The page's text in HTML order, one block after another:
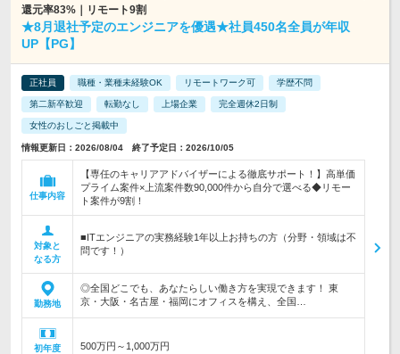
還元率83%｜リモート9割
★8月退社予定のエンジニアを優遇★社員450名全員が年収
UP【PG】
正社員 職種・業種未経験OK リモートワーク可 学歴不問
第二新卒歓迎 転勤なし 上場企業 完全週休2日制
女性のおしごと掲載中
情報更新日：2026/08/04 終了予定日：2026/10/05
仕事内容
【専任のキャリアアドバイザーによる徹底サポート！】高単価
プライム案件×上流案件数90,000件から自分で選べる◆リモー
ト案件が9割！
対象と
なる方
■ITエンジニアの実務経験1年以上お持ちの方（分野・領域は不
問です！）
勤務地
◎全国どこでも、あなたらしい働き方を実現できます！ 東
京・大阪・名古屋・福岡にオフィスを構え、全国…
初年度
500万円～1,000万円